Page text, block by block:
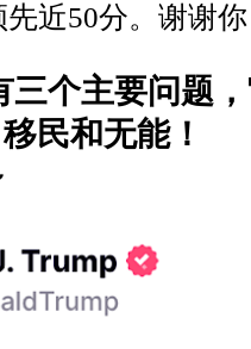
先近50分。谢谢
三个主要问题
民和无能！